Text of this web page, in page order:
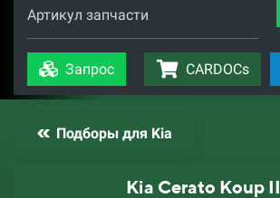
Артикул запчасти
Запрос CARDOCs
Подборы для Kia
Kia Cerato Koup II